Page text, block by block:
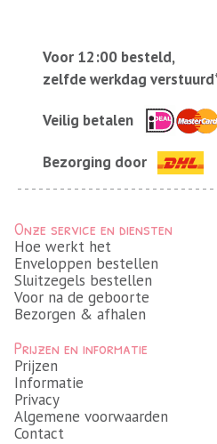
Voor 12:00 besteld,
zelfde werkdag
Veilig betalen
Bezorging door
Onze service en diensten
Hoe werkt het
Enveloppen bestellen
Sluitzegels bestellen
Voor na de geboorte
Bezorgen & afhalen
Prijzen en informatie
Prijzen
Informatie
Privacy
Algemene voorwaarden
Contact